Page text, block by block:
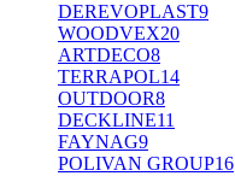
DEREVOPLAST9
WOODVEX20
ARTDECO8
TERRAPOL14
OUTDOOR8
DECKLINE11
FAYNAG9
POLIVAN GROUP16